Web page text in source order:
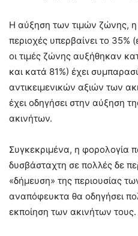
Η αύξηση των τιμών ζώνης, η
περιοχές υπερβαίνει το
οι τιμές ζώνης αυξήθηκαν
και κατά 81%) έχει
αντικειμενικών αξιών των
έχει οδηγήσει στην αύξηση
ακινήτων.
Συγκεκριμένα, η φορολογία
δυσβάσταχτη σε πολλές δε
«δήμευση» της περιουσίας
αναπόφευκτα θα οδηγήσει
εκποίηση των ακινήτων τους.